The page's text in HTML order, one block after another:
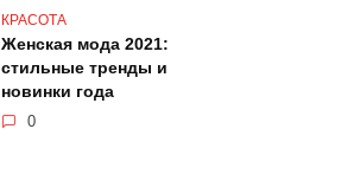
КРАСОТА
Женская мода 2021:
стильные тренды и
новинки года
0